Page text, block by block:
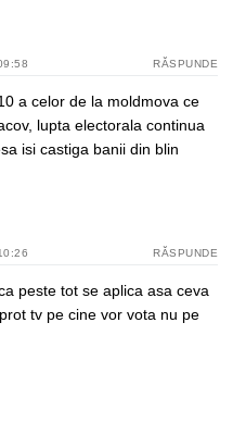
RĂSPUNDE
a celor de la moldmova ce
lupta electorala continua
isi castiga banii din blin
RĂSPUNDE
peste tot se aplica asa ceva
tv pe cine vor vota nu pe